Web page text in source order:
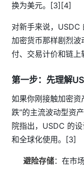
换为美元。[3][4]
对新手来说，USDC
加密货币那样剧烈
付、交易计价和链
第一步：先理解
如果你刚接触加密资
跌”的主流波动型资
院指出，USDC 的
和全球化使用。[3]
避险存储：在市